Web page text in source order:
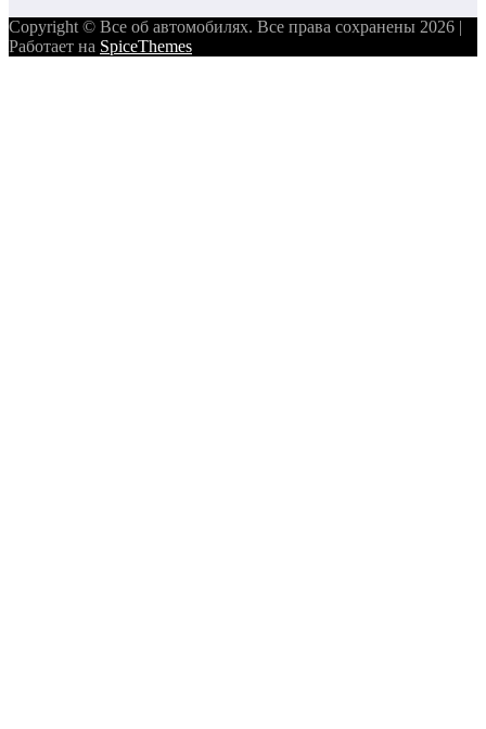
Copyright © Все об автомобилях. Все права сохранены 2026 |
Работает на SpiceThemes